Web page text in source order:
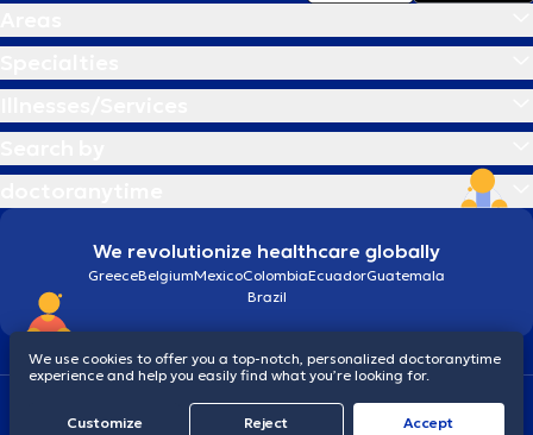
We revolutionize healthcare globally
GreeceBelgiumMexicoColombiaEcuadorGuatemala
Brazil
Cookiesdoctoranytime: Data Protection Policy
© 2026 doctoranytime
We use cookies to offer you a top-notch, personalized doctoranytime
experience and help you easily find what you’re looking for.
Customize Reject Accept